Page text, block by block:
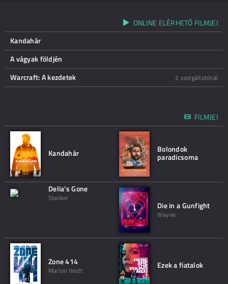
ONLINE ELÉRHETŐ FILMJEI
Kandahár
A vágyak földjén
Warcraft: A kezdetek
2 szolgáltatónál
FILMJEI
Kandahár Bolondok
paradicsoma
Delia's Gone
Stacker
Die in a Gunfight
Wayne
Zone 414
Marlon Veidt
Ezek a fiatalok